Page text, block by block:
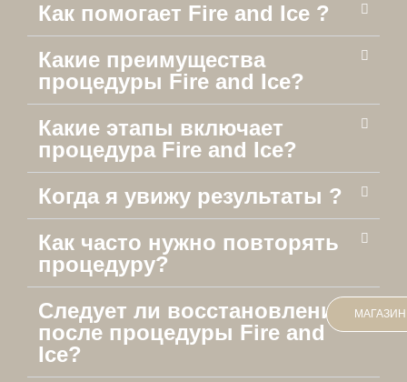
Как помогает Fire and Ice ?
Какие преимущества
процедуры Fire and Ice?
Какие этапы включает
процедура Fire and Ice?
Когда я увижу результаты ?
Как часто нужно повторять
процедуру?
Следует ли восстановление
после процедуры Fire and
Ice?
МАГАЗИН